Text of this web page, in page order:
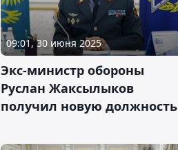
09:01, 30 июня 2025
Экс-министр обороны
Руслан Жаксылыков
получил новую должность